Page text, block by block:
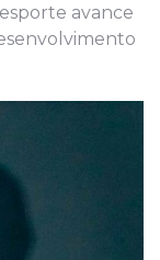
avance